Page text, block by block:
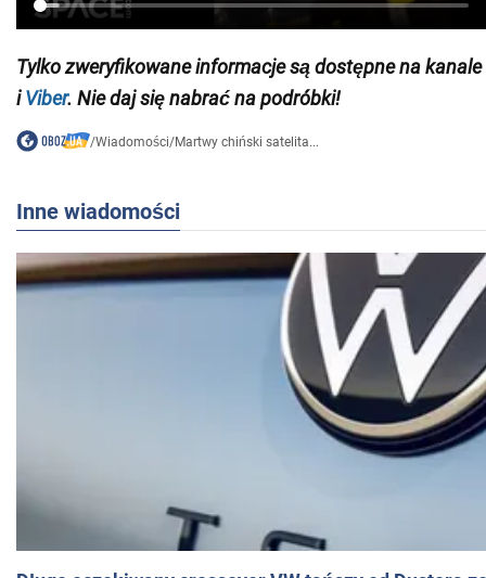
Tylko zweryfikowane informacje są dostępne nakanale
iViber. Nie daj się nabrać na podróbki!
/Wiadomości/Martwy chiński satelita...
Inne wiadomości